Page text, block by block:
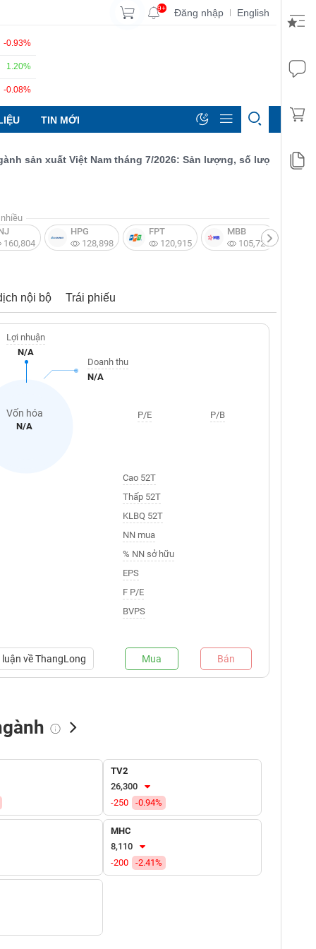
9+ Đăng nhập | English
-0.93%
1.20%
-0.08%
TIN MỚI
xuất Việt Nam tháng 7/2026: Sản lượng, số lượng đơn đặt
160,804
HPG
128,898
FPT
120,915
MBB
105,721
nội bộ Trái phiếu
Vốn hóa
N/A
Lợi nhuận
N/A
Doanh thu
N/A
P/E P/B
Cao 52T
Thấp 52T
KLBQ 52T
NN mua
% NN sở hữu
EPS
F P/E
BVPS
vềThangLong Mua Bán
Tự doanh mua
TV2
26,300
-250
-0.94%
MHC
8,110
-200
-2.41%